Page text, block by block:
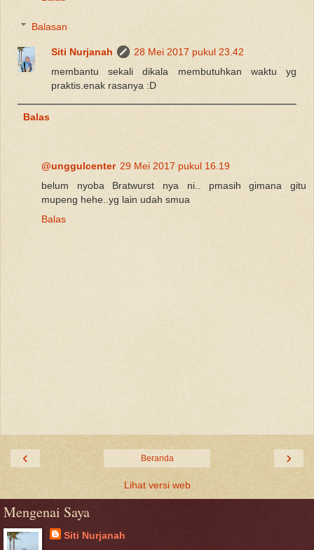
Balasan
Siti Nurjanah
28 Mei 2017 pukul 23.42
membantu sekali dikala membutuhkan waktu yg
praktis.enak rasanya :D
Balas
@unggulcenter 29 Mei 2017 pukul 16.19
belum nyoba Bratwurst nya ni.. pmasih gimana gitu
mupeng hehe..yg lain udah smua
Balas
‹ ›
Beranda
Lihat versi web
Mengenai Saya
Siti Nurjanah